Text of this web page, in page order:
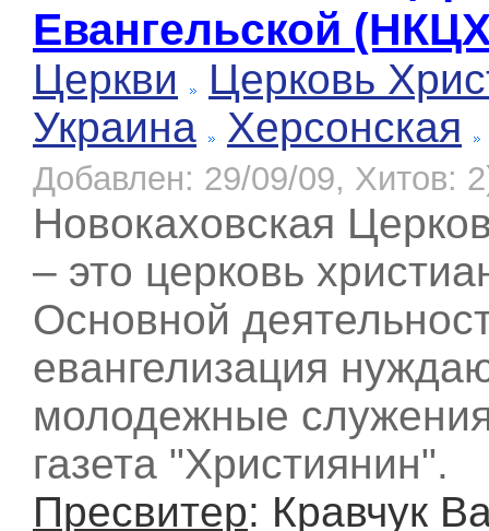
Евангельской
Церкви
Церковь
Украина
Херсонская
Добавлен: 29/09/09, Хитов:
Новокаховская
– это церковь
Основной
евангелизация
молодежные
газета "Християнин".
Пресвитер: Кравчук